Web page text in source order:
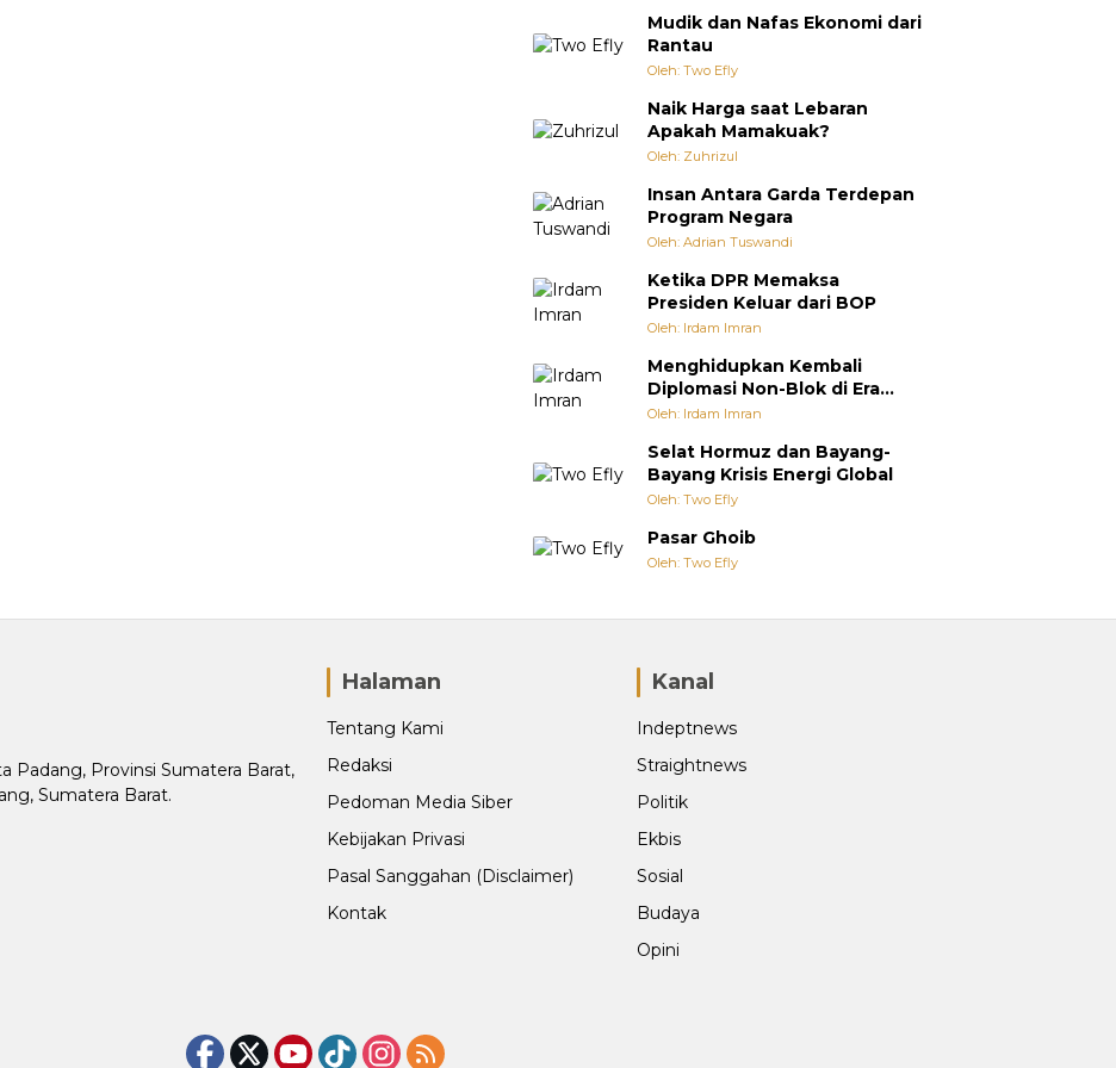
Mudik dan Nafas Ekonomi dari
Rantau
Oleh: Two Efly
Naik Harga saat Lebaran
Apakah Mamakuak?
Oleh: Zuhrizul
Insan Antara Garda Terdepan
Program Negara
Oleh: Adrian Tuswandi
Ketika DPR Memaksa
Presiden Keluar dari BOP
Oleh: Irdam Imran
Menghidupkan Kembali
Diplomasi Non-Blok di Era
Multipolar
Oleh: Irdam Imran
Selat Hormuz dan Bayang-
Bayang Krisis Energi Global
Oleh: Two Efly
Pasar Ghoib
Oleh: Two Efly
Padang, Provinsi Sumatera Barat,
Sumatera Barat.
Halaman
Tentang Kami
Redaksi
Pedoman Media Siber
Kebijakan Privasi
Pasal Sanggahan (Disclaimer)
Kontak
Kanal
Indeptnews
Straightnews
Politik
Ekbis
Sosial
Budaya
Opini